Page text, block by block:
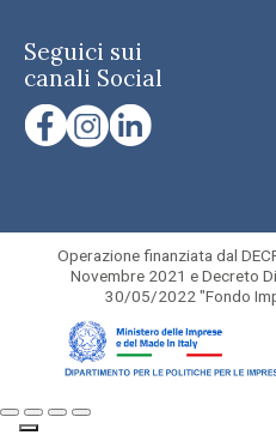
Seguici sui
canali Social
Operazione finanziata dal
Novembre 2021 e Decreto
30/05/2022 "Fondo